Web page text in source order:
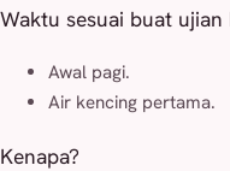
Waktu sesuai buat
Awal pagi.
Air kencing pertama.
Kenapa?